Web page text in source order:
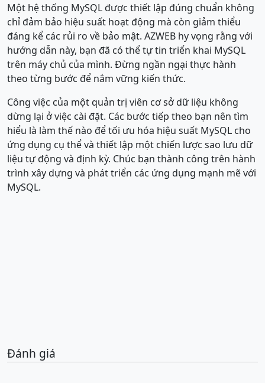
Một hệ thống MySQL được thiết lập đúng chuẩn không
chỉ đảm bảo hiệu suất hoạt động mà còn giảm thiểu
đáng kể các rủi ro về bảo mật. AZWEB hy vọng rằng với
hướng dẫn này, bạn đã có thể tự tin triển khai MySQL
trên máy chủ của mình. Đừng ngần ngại thực hành
theo từng bước để nắm vững kiến thức.
Công việc của một quản trị viên cơ sở dữ liệu không
dừng lại ở việc cài đặt. Các bước tiếp theo bạn nên tìm
hiểu là làm thế nào để tối ưu hóa hiệu suất MySQL cho
ứng dụng cụ thể và thiết lập một chiến lược sao lưu dữ
liệu tự động và định kỳ. Chúc bạn thành công trên hành
trình xây dựng và phát triển các ứng dụng mạnh mẽ với
MySQL.
Đánh giá